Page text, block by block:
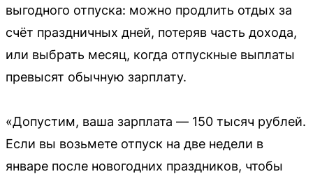
выгодного отпуска: можно продлить отдых за
счёт праздничных дней, потеряв часть дохода,
или выбрать месяц, когда отпускные выплаты
превысят обычную зарплату.
«Допустим, ваша зарплата — 150 тысяч рублей.
Если вы возьмете отпуск на две недели в
январе после новогодних праздников, чтобы